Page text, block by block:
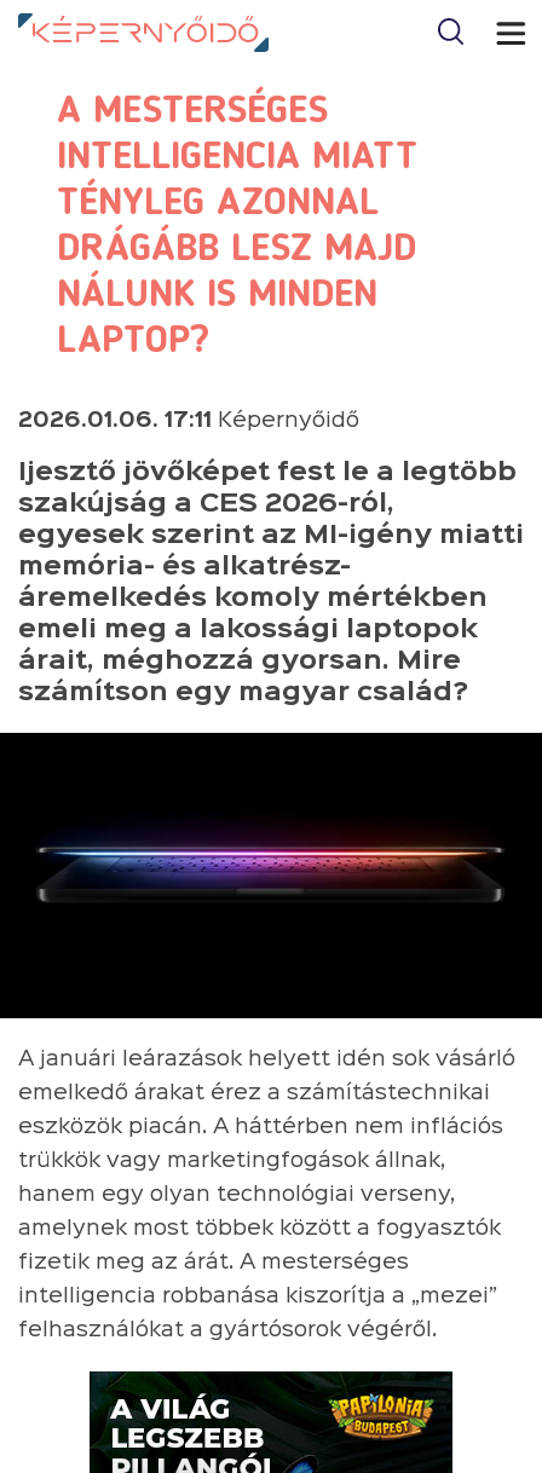
A MESTERSÉGES
INTELLIGENCIA MIATT
TÉNYLEG AZONNAL
DRÁGÁBB LESZ MAJD
NÁLUNK IS MINDEN
LAPTOP?
2026.01.06. 17:11 Képernyőidő
Ijesztő jövőképet fest le a legtöbb
szakújság a CES 2026-ról,
egyesek szerint az MI-igény miatti
memória- és alkatrész-
áremelkedés komoly mértékben
emeli meg a lakossági laptopok
árait, méghozzá gyorsan. Mire
számítson egy magyar család?
A januári leárazások helyett idén sok vásárló
emelkedő árakat érez a számítástechnikai
eszközök piacán. A háttérben nem inflációs
trükkök vagy marketingfogások állnak,
hanem egy olyan technológiai verseny,
amelynek most többek között a fogyasztók
fizetik meg az árát. A mesterséges
intelligencia robbanása kiszorítja a „mezei”
felhasználókat a gyártósorok végéről.